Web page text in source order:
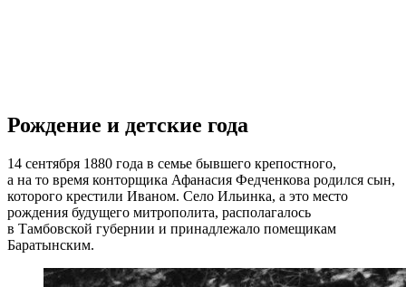
Рождение и детские года
14 сентября 1880 года в семье бывшего крепостного,
а на то время конторщика Афанасия Федченкова родился сын,
которого крестили Иваном. Село Ильинка, а это место
рождения будущего митрополита, располагалось
в Тамбовской губернии и принадлежало помещикам
Баратынским.